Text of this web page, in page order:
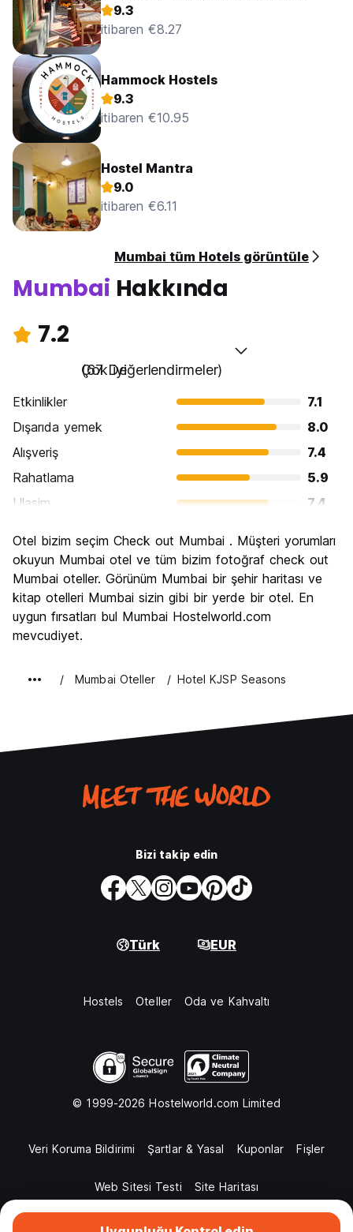
9.3
itibaren €8.27
Hammock Hostels
9.3
itibaren €10.95
Hostel Mantra
9.0
itibaren €6.11
Mumbai tüm Hotels görüntüle
Mumbai Hakkında
7.2
Çok iyi
(67 Değerlendirmeler)
Etkinlikler
7.1
Dışarıda yemek
8.0
Alışveriş
7.4
Rahatlama
5.9
Ulasim
7.4
Kültür
7.7
Gece hayatı
6.9
Ekonomik
6.8
Otel bizim seçim Check out Mumbai . Müşteri yorumları
okuyun Mumbai otel ve tüm bizim fotoğraf check out
Mumbai oteller. Görünüm Mumbai bir şehir haritası ve
kitap otelleri Mumbai sizin gibi bir yerde bir otel. En
uygun fırsatları bul Mumbai Hostelworld.com
mevcudiyet.
Mumbai Oteller Hotel KJSP Seasons
Bizi takip edin
Türk EUR
Hostels Oteller Oda ve Kahvaltı
© 1999-2026 Hostelworld.com Limited
Veri Koruma Bildirimi Şartlar & Yasal Kuponlar Fişler
Web Sitesi Testi Site Haritası